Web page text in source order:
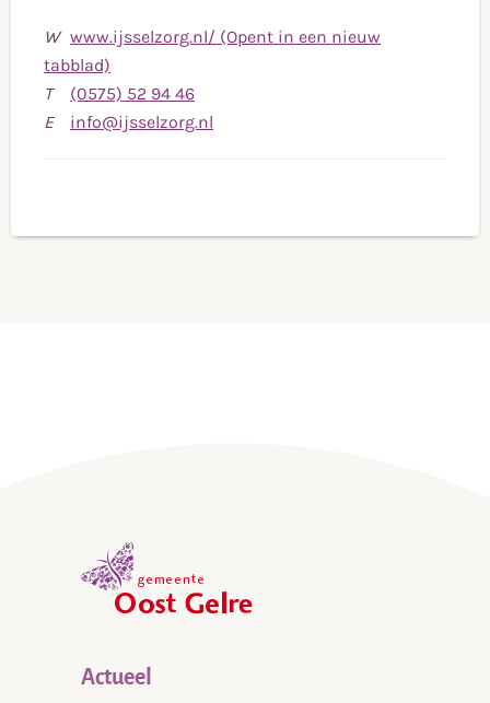
W www.ijsselzorg.nl/ (Opent in een nieuw
tabblad)
T
(0575) 52 94 46Bel
naar
94
E info@ijsselzorg.nl
naar
Actueel